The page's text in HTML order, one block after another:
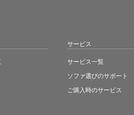
サービス
サービス一覧
ソファ選びのサポート
ご購入時のサービス